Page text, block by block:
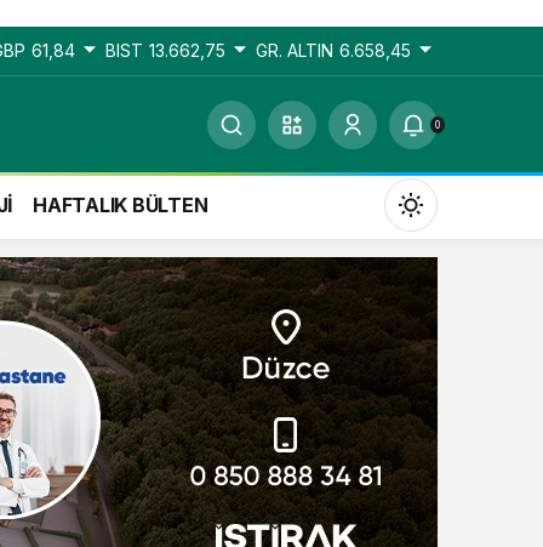
61,84 BIST 13.662,75 GR. ALTIN 6.658,45
0
HAFTALIK BÜLTEN
Gündüz Modu
Gündüz modunu seçin.
Gece Modu
Gece modunu seçin.